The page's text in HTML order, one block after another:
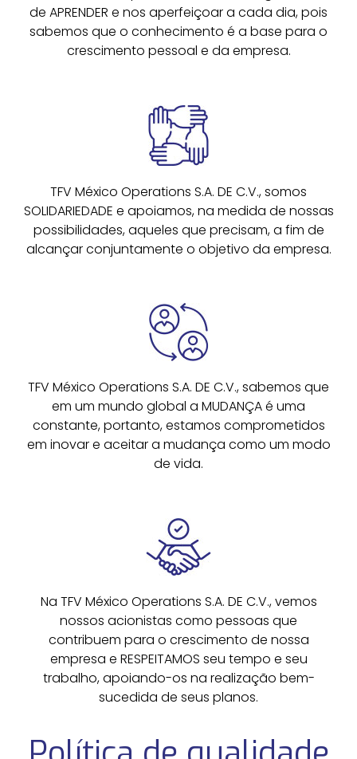
de APRENDER e nos aperfeiçoar a cada dia, pois
sabemos que o conhecimento é a base para o
crescimento pessoal e da empresa.
TFV México Operations S.A. DE C.V., somos
SOLIDARIEDADE e apoiamos, na medida de nossas
possibilidades, aqueles que precisam, a fim de
alcançar conjuntamente o objetivo da empresa.
TFV México Operations S.A. DE C.V., sabemos que
em um mundo global a MUDANÇA é uma
constante, portanto, estamos comprometidos
em inovar e aceitar a mudança como um modo
de vida.
Na TFV México Operations S.A. DE C.V., vemos
nossos acionistas como pessoas que
contribuem para o crescimento de nossa
empresa e RESPEITAMOS seu tempo e seu
trabalho, apoiando-os na realização bem-
sucedida de seus planos.